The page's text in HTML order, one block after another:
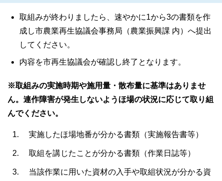
取組みが終わりましたら、速やかに1から3の書類を作
成し市農業再生協議会事務局（農業振興課 内）へ提出
してください。
内容を市再生協議会が確認し終了となります。
※取組みの実施時期や施用量・散布量に基準はありませ
ん。連作障害が発生しないようほ場の状況に応じて取り組
んでください。
実施したほ場地番が分かる書類（実施報告書等）
取組を講じたことが分かる書類（作業日誌等）
当該作業に用いた資材の入手や取組状況が分かる資